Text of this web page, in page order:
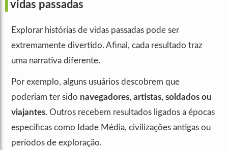
vidas passadas
Explorar histórias de vidas passadas pode ser
extremamente divertido. Afinal, cada resultado traz
uma narrativa diferente.
Por exemplo, alguns usuários descobrem que
poderiam ter sido navegadores, artistas, soldados ou
viajantes. Outros recebem resultados ligados a épocas
específicas como Idade Média, civilizações antigas ou
períodos de exploração.